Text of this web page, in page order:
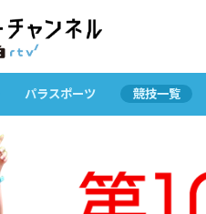
パラスポーツ 競技一覧